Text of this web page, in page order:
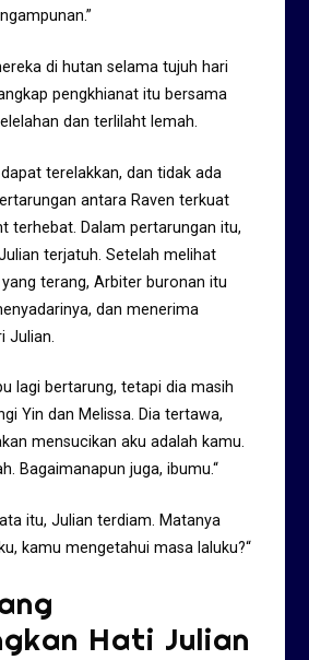
di hutan selama tujuh hari
pengkhianat itu bersama
dan terlilaht lemah.
terelakkan, dan tidak ada
antara Raven terkuat
terhebat. Dalam pertarungan itu,
terjatuh. Setelah melihat
terang, Arbiter buronan itu
dan menerima
Julian.
lagi bertarung, tetapi dia masih
Yin dan Melissa. Dia tertawa,
mensucikan aku adalah kamu.
Bagaimanapun juga, ibumu.“
itu, Julian terdiam. Matanya
kamu mengetahui masa laluku?“
Hati Julian